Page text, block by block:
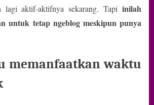
lagi aktif-aktifnya sekarang. Tapi inilah
untuk tetap ngeblog meskipun punya
memanfaatkan waktu